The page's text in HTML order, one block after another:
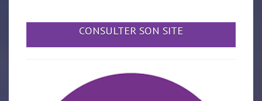
CONSULTER SON SITE